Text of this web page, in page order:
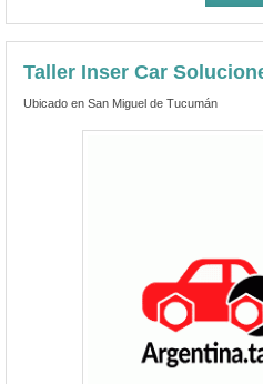
Taller Inser Car
Ubicado en San Miguel de Tucumán